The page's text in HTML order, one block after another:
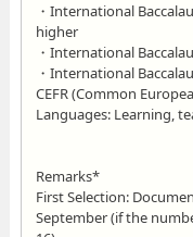
・International
higher
・International
・International
CEFR (Common
Languages: Learning,
Remarks*
First Selection:
September (if the